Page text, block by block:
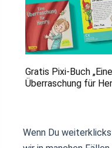
Gratis Pixi-Buch „Eine
Überraschung für
Wenn Du